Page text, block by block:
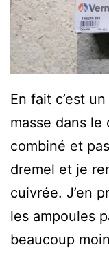
En fait c’est
masse dans
combiné et
dremel et je
cuivrée. J’en
les ampoules
beaucoup